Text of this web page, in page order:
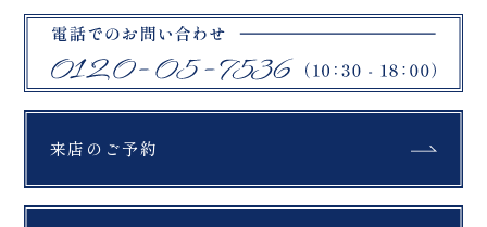
え、 おふたりの雰囲気を
より上品に彩ってくれま
した
_________________
を、ともに。 ウェディン
グフォトスタジオ
「ReiMei+」 場所:福島
の場にいる“みんなの想
い”も写るなぁって 改め
切な人たちと過ごす時間
ごと、 何年経っても色褪
せない思い出に。 忘れら
ございました
____ Life is
fantastic. 最高の人生
来店のご予約